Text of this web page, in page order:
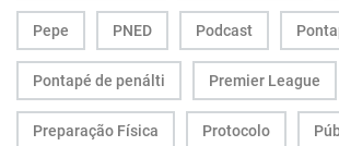
Pepe PNED Podcast
Pontapé de penálti Premier League
Preparação Física Protocolo